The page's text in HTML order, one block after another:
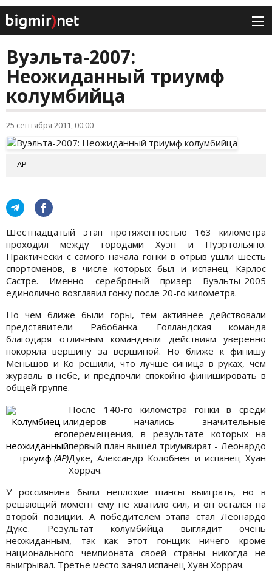
Вуэльта-2007:
Неожиданный триумф
колумбийца
25 сентября 2011, 00:00
AP
Шестнадцатый этап протяженностью 163 километра
проходил между городами Хуэн и Пуэртольяно.
Практически с самого начала гонки в отрыв ушли шесть
спортсменов, в числе которых был и испанец Карлос
Састре. Именно серебряный призер Вуэльты-2005
единолично возглавил гонку после 20-го километра.
Но чем ближе были горы, тем активнее действовали
представители Рабобанка. Голландская команда
благодаря отличным командным действиям уверенно
покоряла вершину за вершиной. Но ближе к финишу
Меньшов и Ко решили, что лучше синица в руках, чем
журавль в небе, и предпочли спокойно финишировать в
общей группе.
Колумбиец и
его
неожиданный
триумф (АР)
После 140-го километра гонки в среди
лидеров начались значительные
перемещения, в результате которых на
первый план вышел триумвират - Леонардо
Дуке, Александр Колобнев и испанец Хуан
Хоррач.
У россиянина были неплохие шансы выиграть, но в
решающий момент ему не хватило сил, и он остался на
второй позиции. А победителем этапа стал Леонардо
Дуке. Результат колумбийца выглядит очень
неожиданным, так как этот гонщик ничего кроме
национального чемпионата своей страны никогда не
выигрывал. Третье место занял испанец Хуан Хоррач.